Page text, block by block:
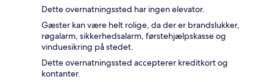
Dette overnatningssted har ingen elevator.
Gæster kan være helt rolige, da der er brandslukker,
røgalarm, sikkerhedsalarm, førstehjælpskasse og
vinduesikring på stedet.
Dette overnatningssted accepterer kreditkort og
kontanter.